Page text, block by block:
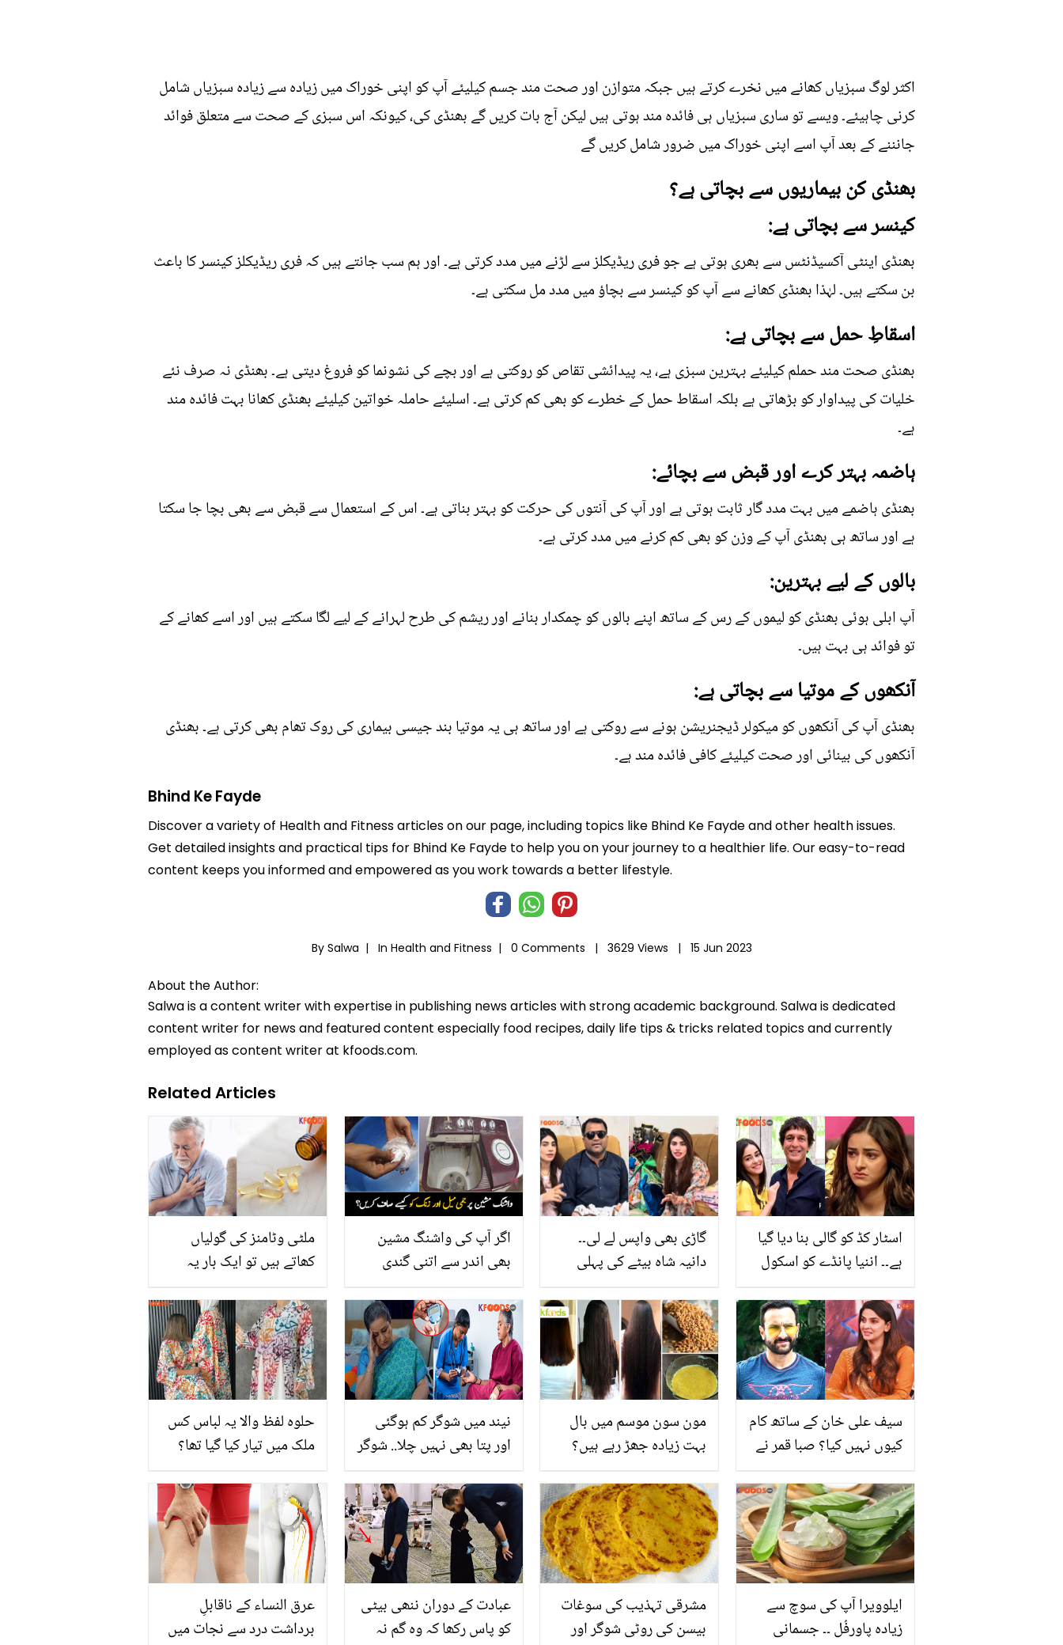
اکثر لوگ سبزیاں کھانے میں نخرے کرتے ہیں جبکہ متوازن اور صحت مند جسم کیلیئے آپ کو اپنی خوراک میں زیادہ سے زیادہ سبزیاں شامل
کرنی چاہیئے۔ ویسے تو ساری سبزیاں ہی فائدہ مند ہوتی ہیں لیکن آج بات کریں گے بھنڈی کی، کیونکہ اس سبزی کے صحت سے متعلق فوائد
جانننے کے بعد آپ اسے اپنی خوراک میں ضرور شامل کریں گے
بھنڈی کن بیماریوں سے بچاتی ہے؟
کینسر سے بچاتی ہے:
بھنڈی اینٹی آکسیڈنٹس سے بھری ہوتی ہے جو فری ریڈیکلز سے لڑنے میں مدد کرتی ہے۔ اور ہم سب جانتے ہیں کہ فری ریڈیکلز کینسر کا باعث
بن سکتے ہیں۔ لہٰذا بھنڈی کھانے سے آپ کو کینسر سے بچاؤ میں مدد مل سکتی ہے۔
اسقاطِ حمل سے بچاتی ہے:
بھنڈی صحت مند حملم کیلیئے بہترین سبزی ہے، یہ پیدائشی تقاص کو روکتی ہے اور بچے کی نشونما کو فروغ دیتی ہے۔ بھنڈی نہ صرف نئے
خلیات کی پیداوار کو بڑھاتی ہے بلکہ اسقاط حمل کے خطرے کو بھی کم کرتی ہے۔ اسلیئے حاملہ خواتین کیلیئے بھنڈی کھانا بہت فائدہ مند
ہے۔
ہاضمہ بہتر کرے اور قبض سے بچائے:
بھنڈی ہاضمے میں بہت مدد گار ثابت ہوتی ہے اور آپ کی آنتوں کی حرکت کو بہتر بناتی ہے۔ اس کے استعمال سے قبض سے بھی بچا جا سکتا
ہے اور ساتھ ہی بھنڈی آپ کے وزن کو بھی کم کرنے میں مدد کرتی ہے۔
بالوں کے لیے بہترین:
آپ ابلی ہوئی بھنڈی کو لیموں کے رس کے ساتھ اپنے بالوں کو چمکدار بنانے اور ریشم کی طرح لہرانے کے لیے لگا سکتے ہیں اور اسے کھانے کے
تو فوائد ہی بہت ہیں۔
آنکھوں کے موتیا سے بچاتی ہے:
بھنڈی آپ کی آنکھوں کو میکولر ڈیجنریشن ہونے سے روکتی ہے اور ساتھ ہی یہ موتیا بند جیسی بیماری کی روک تھام بھی کرتی ہے۔ بھنڈی
آنکھوں کی بینائی اور صحت کیلیئے کافی فائدہ مند ہے۔
Bhind Ke Fayde
Discover a variety of Health and Fitness articles on our page, including topics like Bhind Ke Fayde and other health issues.
Get detailed insights and practical tips for Bhind Ke Fayde to help you on your journey to a healthier life. Our easy-to-read
content keeps you informed and empowered as you work towards a better lifestyle.
By Salwa | In Health and Fitness | 0 Comments | 3629 Views | 15 Jun 2023
About the Author:
Salwa is a content writer with expertise in publishing news articles with strong academic background. Salwa is dedicated
content writer for news and featured content especially food recipes, daily life tips & tricks related topics and currently
employed as content writer at kfoods.com.
Related Articles
ملٹی وٹامنز کی گولیاں
کھاتے ہیں تو ایک بار یہ
لیوا کب بن جاتے ہیں؟
ماہرین کا انکشاف
اگر آپ کی واشنگ مشین
بھی اندر سے اتنی گندی
گیا ہے تو جانیں اس کو
صاف کرنے کے لیے 12 روپے
کی آسان ٹپ
گاڑی بھی واپس لے لی۔۔
دانیہ شاہ بیٹے کی پہلی
بھڑک گیئں؟ سوتن کا تحفہ
بھی دکھا دیا
اسٹار کڈ کو گالی بنا دیا گیا
ہے۔۔ اننیا پانڈے کو اسکول
ادکارہ پھٹ پڑیں
حلوہ لفظ والا یہ لباس کس
ملک میں تیار کیا گیا تھا؟
کا بیان سامنے آگیا
نیند میں شوگر کم ہوگئی
اور پتا بھی نہیں چلا.. شوگر
کو کیسے کنٹرول کریں؟
مون سون موسم میں بال
بہت زیادہ جھڑ رہے ہیں؟
بنانے کے چند قدرتی طریقے
سیف علی خان کے ساتھ کام
کیوں نہیں کیا؟ صبا قمر نے
عرق النساء کے ناقابلِ
برداشت درد سے نجات میں
عبادت کے دوران ننھی بیٹی
کو پاس رکھا کہ وہ گم نہ
مشرقی تہذیب کی سوغات
بیسن کی روٹی شوگر اور
ایلوویرا آپ کی سوچ سے
زیادہ پاورفُل ۔۔ جسمانی